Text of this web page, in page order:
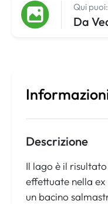
Qui puoi:
Da
Descrizione
Il lago è il
effettuate nella
un bacino